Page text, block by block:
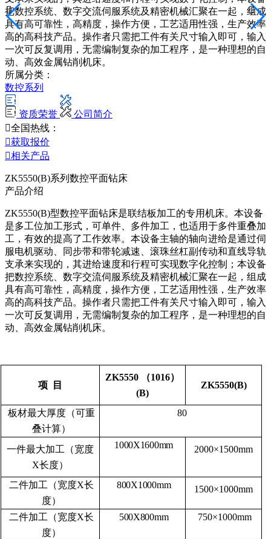
把数控系统、数字交流伺服系统及精密机械汇聚在一起，组成
具有高可靠性，高精度，操作方便，工艺适用性强，生产效率
高的高科技产品。操作者只需把工件有关尺寸输入即可，输入
一次可反复调用，无需编制复杂的加工程序，是一种理想的自
动、高效金属钻削机床。
所属分类：
数控系列
资质荣誉
公司简介
全国热线：
获取报价
相关产品
ZK5550(B)系列数控平面钻床
产品介绍
ZK5550(B)型数控平面钻床是联结板加工的专用机床。本设备
是多工位加工形式，可单件、多件加工，也适用于多件重叠加
工，有效的提高了工作效率。本设备主轴的轴向进给是通过伺
服电机驱动、同步带和带轮减速、滚珠丝杠副传动和直线导轨
支承来实现的，其进给速度和行程可实现数字化控制；本设备
把数控系统、数字交流伺服系统及精密机械汇聚在一起，组成
具有高可靠性，高精度，操作方便，工艺适用性强，生产效率
高的高科技产品。操作者只需把工件有关尺寸输入即可，输入
一次可反复调用，无需编制复杂的加工程序，是一种理想的自
动、高效金属钻削机床。
项 目
ZK5550 （1016）
(B)
ZK5550(B)
板材最大厚度（可重
叠计算）
80
一件最大加工（宽度
X长度）
1000X1600mm 2000×1500mm
二件加工（宽度X长
度）
800X1000mm 1500×1000mm
二件加工（宽度X长
度）
500X800mm 750×1000mm
 